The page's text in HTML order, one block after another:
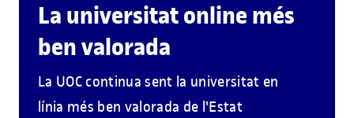
La universitat online més
ben valorada
La UOC continua sent la universitat en
línia més ben valorada de l'Estat